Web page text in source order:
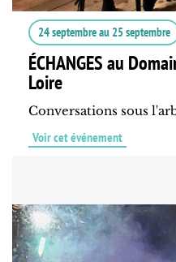
24 septembreau 25 septembre
ÉCHANGES au
Loire
Conversations sous
Voir cet événement